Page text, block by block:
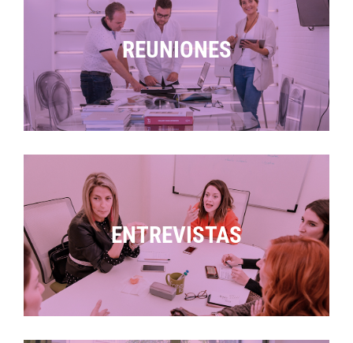
REUNIONES
ENTREVISTAS